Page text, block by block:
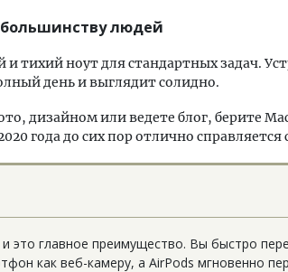
людей
тихий ноут для стандартных задач.
день и выглядит солидно.
дизайном или ведете блог, берите
года до сих пор отлично справляется
и это главное преимущество. Вы быстро
как веб-камеру, а AirPods мгновенно